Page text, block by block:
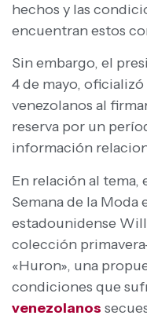
hechos y las
encuentran estos
Sin embargo, el
4 de mayo,
venezolanos al
reserva por un
información
En relación al tema,
Semana de la Moda
estadounidense
colección
«Huron», una
condiciones que
venezolanos